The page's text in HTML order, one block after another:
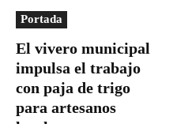
Portada
El vivero municipal
impulsa el trabajo
con paja de trigo
para artesanos